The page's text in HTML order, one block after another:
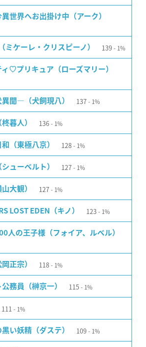
世界へお出掛け中（アーク）
ミケーレ・クリスピーノ） 139 1%
♡プリキュア（ローズマリー）
聞―（犬飼現八） 137 1%
暮人） 136 1%
（東極八京） 128 1%
ューベルト） 127 1%
大観） 127 1%
LOST EDEN（キノ） 123 1%
人の王子様（フォイア、ルベル）
正宗） 118 1%
務員（榊京一） 115 1%
111 1%
い妖精（ダステ） 109 1%